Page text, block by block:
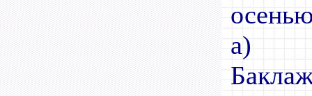
а)